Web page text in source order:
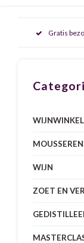
Gratis
WIJNWINKEL
WIJN
ZOET EN